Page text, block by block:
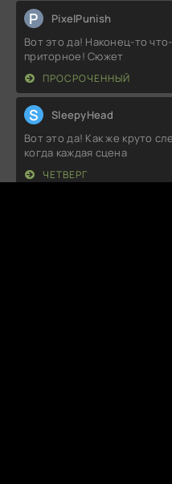
P PixelPunish
Вот это да! Наконец-то
приторное! Сюжет
ПРОСРОЧЕННЫЙ
S SleepyHead
Вот это да! Как же круто
когда каждая сцена
ЧЕТВЕРГ